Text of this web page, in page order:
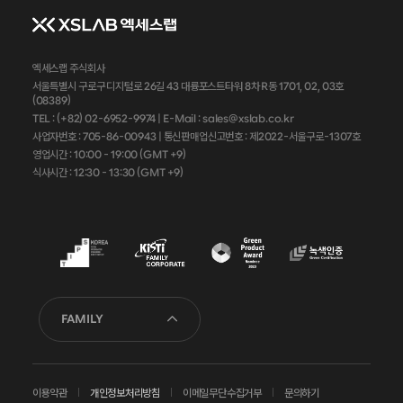
엑세스랩 주식회사
서울특별시 구로구 디지털로 26길 43 대륭포스트타워 8차 R동 1701, 02, 03호
(08389)
TEL : (+82) 02-6952-9974 |
E-Mail : sales@xslab.co.kr
사업자번호 : 705-86-00943| 통신판매업신고번호 : 제2022-서울구로-1307호
영업시간 : 10:00 - 19:00 (GMT +9)
식사시간 : 12:30 - 13:30 (GMT +9)
FAMILY
이용약관 개인정보처리방침 이메일무단수집거부 문의하기